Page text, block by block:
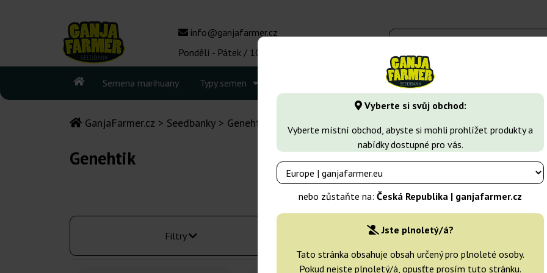
Vyberte si svůj obchod:
Vyberte místní obchod, abyste si mohli prohlížet produkty a
nabídky dostupné pro vás.
nebo zůstaňte na: Česká Republika | ganjafarmer.cz
Jste plnoletý/á?
Tato stránka obsahuje obsah určený pro plnoleté osoby.
Pokud nejste plnoletý/á, opusťte prosím tuto stránku.
info@ganjafarmer.cz
Pondělí - Pátek / 10:00 - 16:00
Semena marihuany Typy semen Druhy marihuany
GanjaFarmer.cz Seedbanky Genehtik
Genehtik
Filtry Třídění